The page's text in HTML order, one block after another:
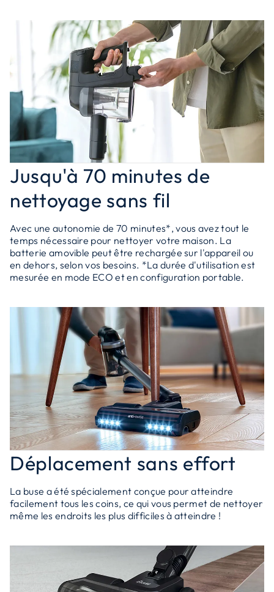
Jusqu'à 70 minutes de
nettoyage sans fil
Avec une autonomie de 70 minutes*, vous avez tout le
temps nécessaire pour nettoyer votre maison. La
batterie amovible peut être rechargée sur l'appareil ou
en dehors, selon vos besoins. *La durée d'utilisation est
mesurée en mode ECO et en configuration portable.
Déplacement sans effort
La buse a été spécialement conçue pour atteindre
facilement tous les coins, ce qui vous permet de nettoyer
même les endroits les plus difficiles à atteindre !